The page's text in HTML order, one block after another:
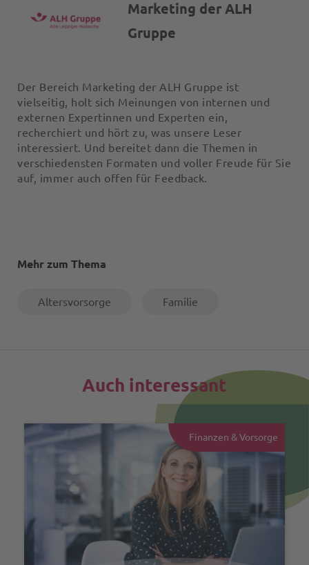
Marketing der ALH
Gruppe
Der Bereich Marketing der ALH Gruppe ist
vielseitig, holt sich Meinungen von internen und
externen Expertinnen und Experten ein,
recherchiert und hört zu, was unsere Leser
interessiert. Und bereitet dann die Themen in
verschiedensten Formaten und voller Freude für Sie
auf, immer auch offen für Feedback.
Mehr zum Thema
Altersvorsorge Familie
Auch interessant
Finanzen & Vorsorge